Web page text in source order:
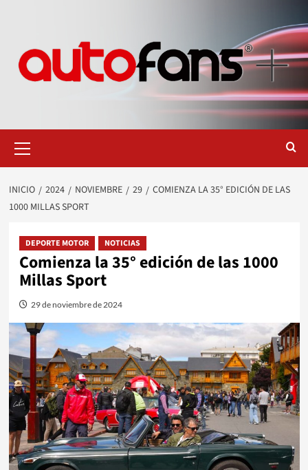
primario
INICIO 2024 NOVIEMBRE 29
COMIENZA LA 35° EDICIÓN DE LAS
1000 MILLAS SPORT
DEPORTE MOTOR NOTICIAS
Comienza la 35° edición de las 1000
Millas Sport
29 de noviembre de 2024